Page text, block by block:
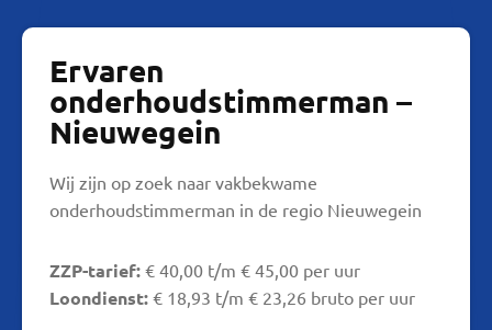
Ervaren
onderhoudstimmerman –
Nieuwegein
Wij zijn op zoek naar vakbekwame
onderhoudstimmerman in de regio Nieuwegein
ZZP-tarief: € 40,00 t/m € 45,00 per uur
Loondienst: € 18,93 t/m € 23,26 bruto per uur